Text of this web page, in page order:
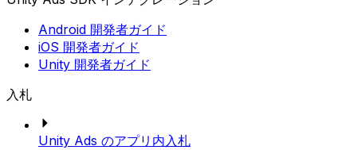
Android 開発者ガイド
iOS 開発者ガイド
Unity 開発者ガイド
入札
Unity Ads のアプリ内入札